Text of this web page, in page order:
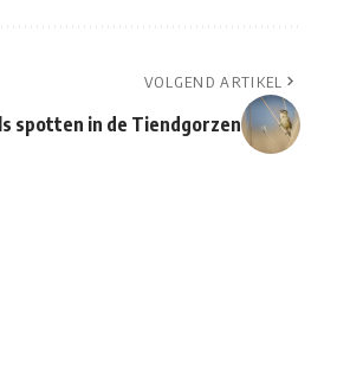
VOLGEND ARTIKEL
spotten in de Tiendgorzen